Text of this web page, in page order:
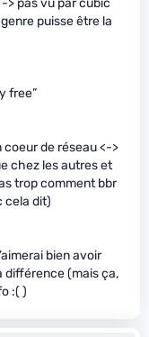
> pas vu par cubic
puisse être la
free”
de réseau <->
chez les autres et
trop comment bbr
cela dit)
bien avoir
différence (mais ça,
:( )